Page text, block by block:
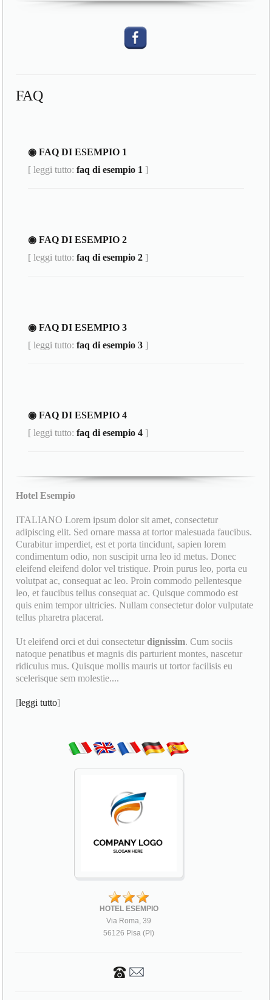
FAQ
◉ FAQ DI ESEMPIO 1
[ leggi tutto:faq di esempio 1 ]
◉ FAQ DI ESEMPIO 2
[ leggi tutto:faq di esempio 2 ]
◉ FAQ DI ESEMPIO 3
[ leggi tutto:faq di esempio 3 ]
◉ FAQ DI ESEMPIO 4
[ leggi tutto:faq di esempio 4 ]
Hotel Esempio
ITALIANO Lorem ipsum dolor sit amet, consectetur
adipiscing elit. Sed ornare massa at tortor malesuada faucibus.
Curabitur imperdiet, est et porta tincidunt, sapien lorem
condimentum odio, non suscipit urna leo id metus. Donec
eleifend eleifend dolor vel tristique. Proin purus leo, porta eu
volutpat ac, consequat ac leo. Proin commodo pellentesque
leo, et faucibus tellus consequat ac. Quisque commodo est
quis enim tempor ultricies. Nullam consectetur dolor vulputate
tellus pharetra placerat.
Ut eleifend orci et dui consecteturdignissim. Cum sociis
natoque penatibus et magnis dis parturient montes, nascetur
ridiculus mus. Quisque mollis mauris ut tortor facilisis eu
scelerisque sem molestie....
[leggi tutto]
HOTEL ESEMPIO
Via Roma, 39
56126 Pisa (PI)